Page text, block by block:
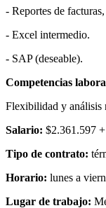
- Reportes de
- Excel intermedio.
- SAP (deseable).
Competencias
Flexibilidad y análisis
Salario: $2.361.597
Tipo de contrato:
Horario: lunes a
Lugar de trabajo: